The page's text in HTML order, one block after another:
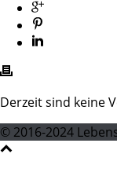
Derzeit sind keine
© 2016-2024